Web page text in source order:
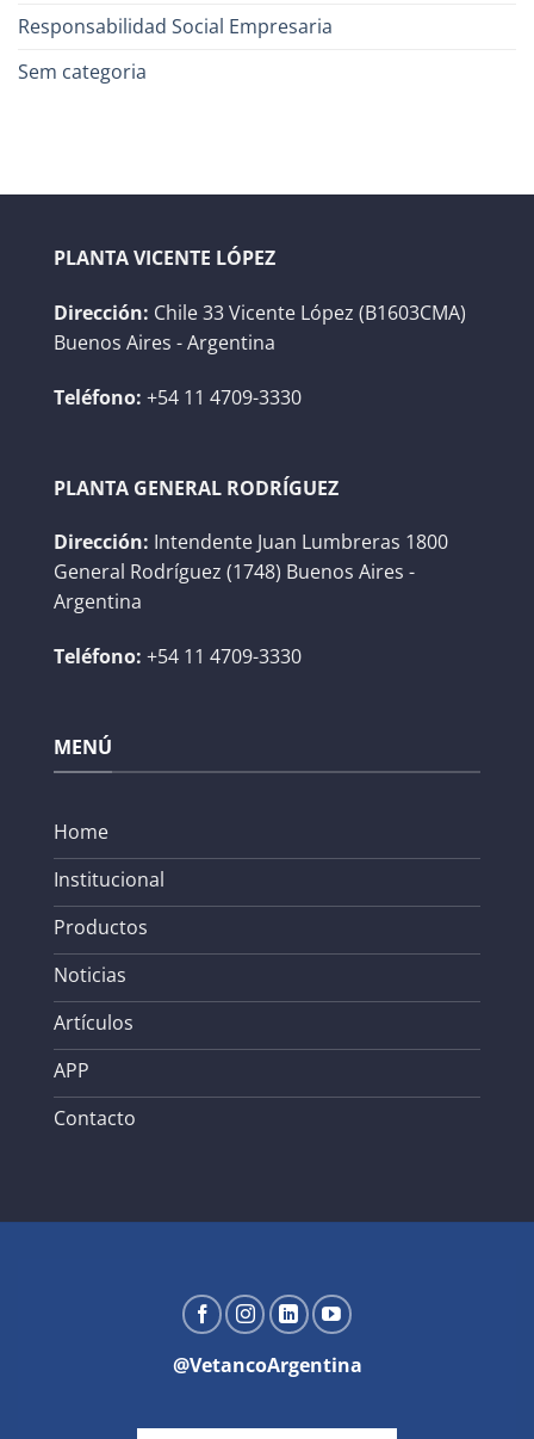
Responsabilidad Social Empresaria
Sem categoria
PLANTA VICENTE LÓPEZ
Dirección: Chile 33 Vicente López (B1603CMA)
Buenos Aires - Argentina
Teléfono: +54 11 4709-3330
PLANTA GENERAL RODRÍGUEZ
Dirección: Intendente Juan Lumbreras 1800
General Rodríguez (1748) Buenos Aires -
Argentina
Teléfono: +54 11 4709-3330
MENÚ
Home
Institucional
Productos
Noticias
Artículos
APP
Contacto
@VetancoArgentina